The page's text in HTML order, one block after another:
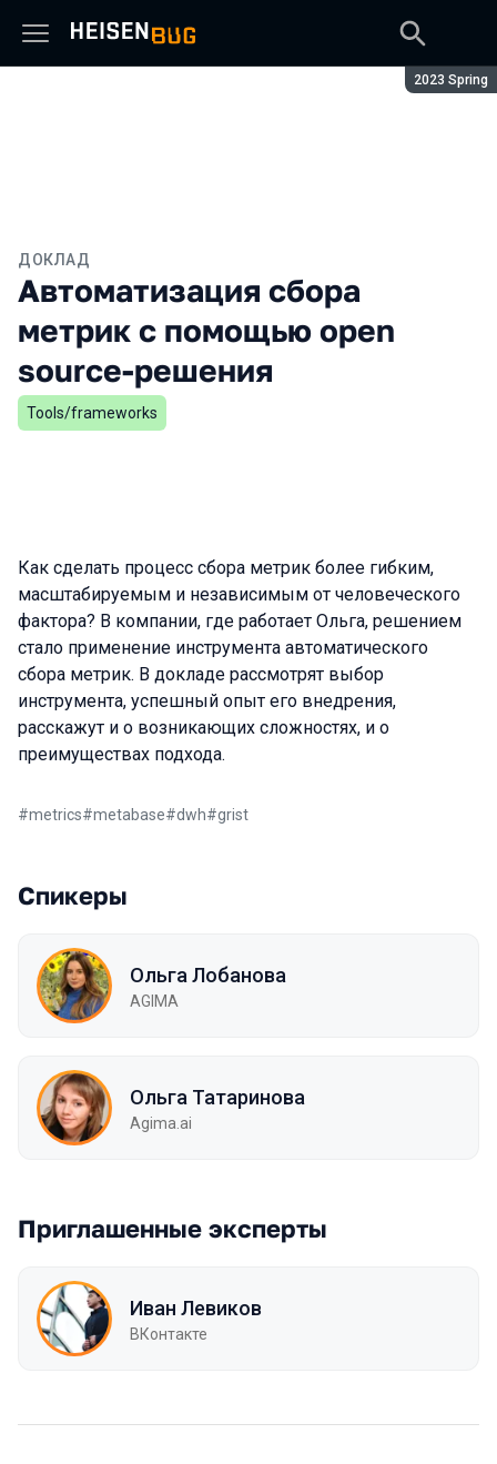
Сезон:
2023 Spring
ДОКЛАД
Автоматизация сбора
метрик с помощью open
source-решения
Tools/frameworks
Как сделать процесс сбора метрик более гибким,
масштабируемым и независимым от человеческого
фактора? В компании, где работает Ольга, решением
стало применение инструмента автоматического
сбора метрик. В докладе рассмотрят выбор
инструмента, успешный опыт его внедрения,
расскажут и о возникающих сложностях, и о
преимуществах подхода.
#metrics#metabase#dwh#grist
Спикеры
Ольга Лобанова
AGIMA
Ольга Татаринова
Agima.ai
Приглашенные эксперты
Иван Левиков
ВКонтакте